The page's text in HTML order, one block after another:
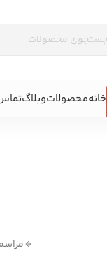
خانهمحصولاتوبلاگ